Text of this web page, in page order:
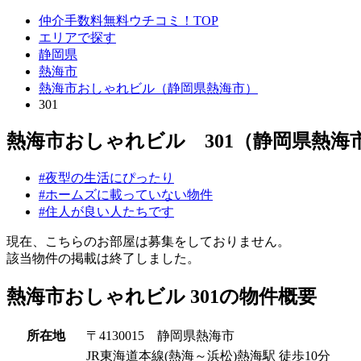
仲介手数料無料ウチコミ！TOP
エリアで探す
静岡県
熱海市
熱海市おしゃれビル（静岡県熱海市）
301
熱海市おしゃれビル 301（静岡県熱海
#夜型の生活にぴったり
#ホームズに載っていない物件
#住人が良い人たちです
現在、こちらのお部屋は募集をしておりません。
該当物件の掲載は終了しました。
熱海市おしゃれビル 301の物件概要
所在地
〒4130015 静岡県熱海市
JR東海道本線(熱海～浜松)熱海駅 徒歩10分